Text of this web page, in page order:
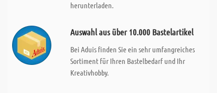
herunterladen.
Auswahl aus über 10.000 Bastelartikel
Bei Aduis finden Sie ein sehr umfangreiches
Sortiment für Ihren Bastelbedarf und Ihr
Kreativhobby.